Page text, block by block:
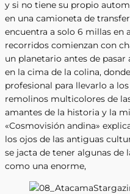
y si no tiene su propio
en una camioneta de
encuentra a solo 6 millas en
recorridos comienzan con
un planetario antes de
en la cima de la colina,
profesional para llevarlo a
remolinos multicolores de
amantes de la historia y la
«Cosmovisión andina»
los ojos de las antiguas
se jacta de tener algunas de
como una enorme,